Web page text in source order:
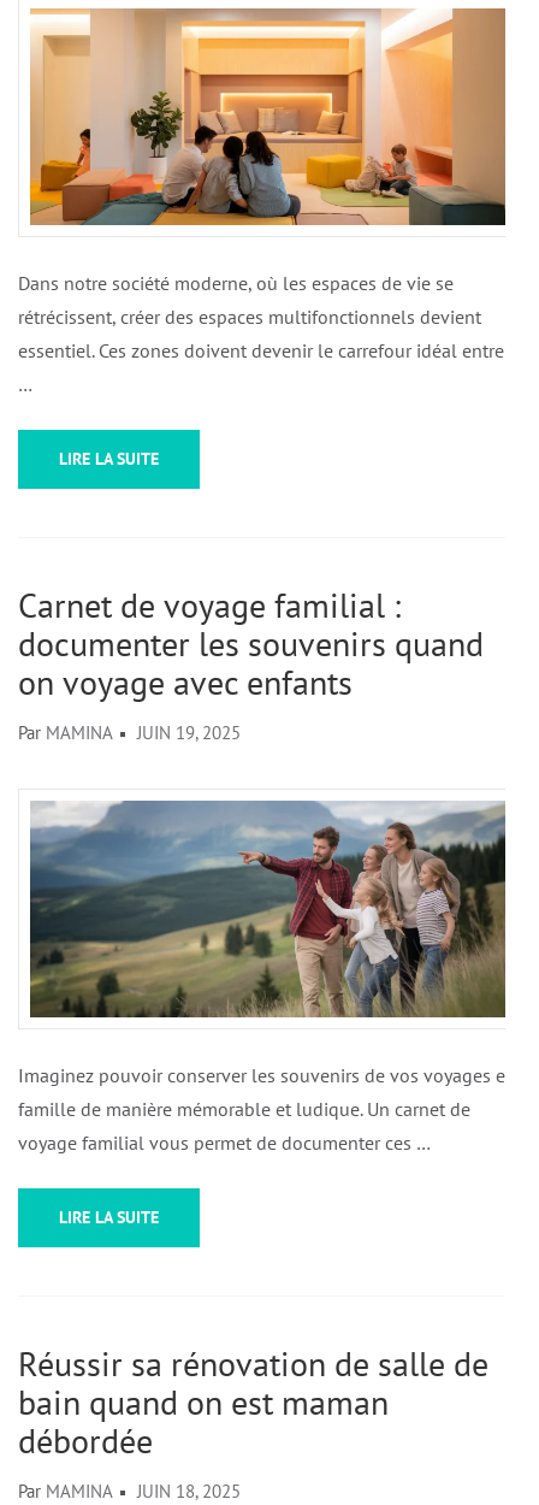
Dans notre société moderne, où les espaces de vie se
rétrécissent, créer des espaces multifonctionnels devient
essentiel. Ces zones doivent devenir le carrefour idéal entre
…
LIRE LA SUITE
Carnet de voyage familial :
documenter les souvenirs quand
on voyage avec enfants
Par MAMINA JUIN 19, 2025
Imaginez pouvoir conserver les souvenirs de vos voyages en
famille de manière mémorable et ludique. Un carnet de
voyage familial vous permet de documenter ces …
LIRE LA SUITE
Réussir sa rénovation de salle de
bain quand on est maman
débordée
Par MAMINA JUIN 18, 2025